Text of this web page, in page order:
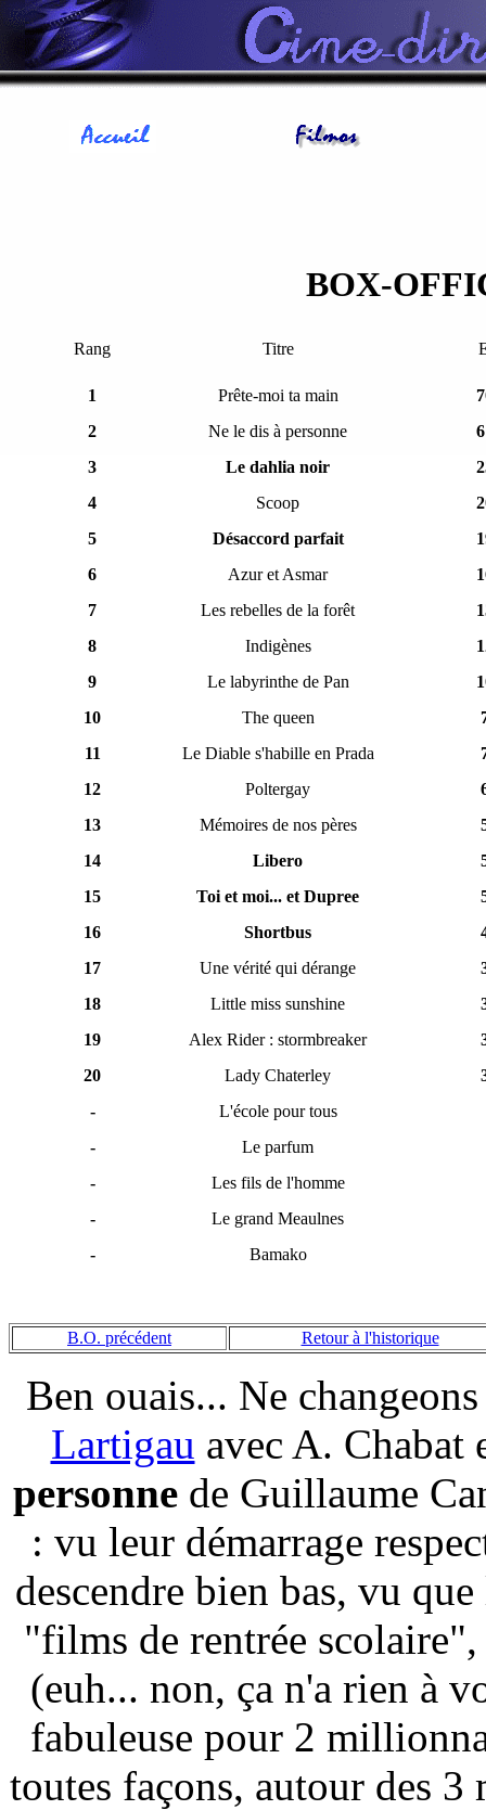
BOX-
Rang Titre
1 Prête-moi ta main
2
Ne le dis à personne
3
Le dahlia noir
4
Scoop
5
Désaccord parfait
6
Azur et Asmar
7
Les rebelles de la forêt
8
Indigènes
9
Le labyrinthe de Pan
10
The queen
11
Le Diable s'habille en Prada
12
Poltergay
13
Mémoires de nos pères
14
Libero
15
Toi et moi... et Dupree
16
Shortbus
17
Une vérité qui dérange
18
Little miss sunshine
19
Alex Rider : stormbreaker
20
Lady Chaterley
-
L'école pour tous
-
Le parfum
-
Les fils de l'homme
-
Le grand Meaulnes
-
Bamako
B.O. précédent Retour à l'historique
Ben ouais... Ne
Lartigau avec A. Chabat
personnede Guillaume
: vu leur démarrage
descendre bien bas, vu
"films de rentrée
(euh... non, ça n'a rien à
fabuleuse pour 2
toutes façons, autour des 3